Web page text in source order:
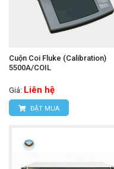
Cuộn Coi Fluke (Calibration)
5500A/COIL
Giá: Liên hệ
ĐẶT MUA